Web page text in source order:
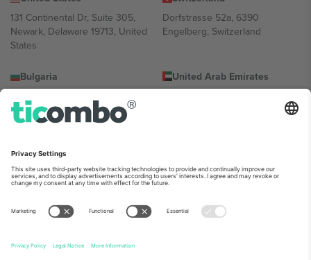
131 Continental Dr, Suite 305,
Newark, Delaware 19713, United
States
Dorfstrasse 52a, 6390
Engelberg, Switzerland
Bulgaria
Totleben 53-55, 1606 Sofia,
Bulgaria
United Arab Emirates
Building A1, Office 302, Dubai,
Mexico
Av Chapultepec 360, Roma
Norte, Cuauhtémoc, 06700
Ciudad de México, CDMX,
Mexico
პლატფორმის პროვაიდერის იურიდიული პირი იცვლება